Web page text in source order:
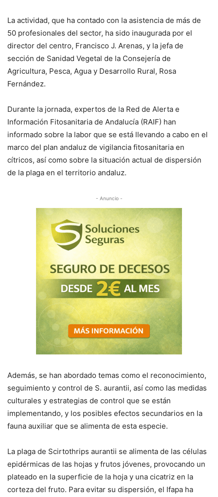
La actividad, que ha contado con la asistencia de más de
50 profesionales del sector, ha sido inaugurada por el
director del centro, Francisco J. Arenas, y la jefa de
sección de Sanidad Vegetal de la Consejería de
Agricultura, Pesca, Agua y Desarrollo Rural, Rosa
Fernández.
Durante la jornada, expertos de la Red de Alerta e
Información Fitosanitaria de Andalucía (RAIF) han
informado sobre la labor que se está llevando a cabo en el
marco del plan andaluz de vigilancia fitosanitaria en
cítricos, así como sobre la situación actual de dispersión
de la plaga en el territorio andaluz.
- Anuncio -
Además, se han abordado temas como el reconocimiento,
seguimiento y control de S. aurantii, así como las medidas
culturales y estrategias de control que se están
implementando, y los posibles efectos secundarios en la
fauna auxiliar que se alimenta de esta especie.
La plaga de Scirtothrips aurantii se alimenta de las células
epidérmicas de las hojas y frutos jóvenes, provocando un
plateado en la superficie de la hoja y una cicatriz en la
corteza del fruto. Para evitar su dispersión, el Ifapa ha